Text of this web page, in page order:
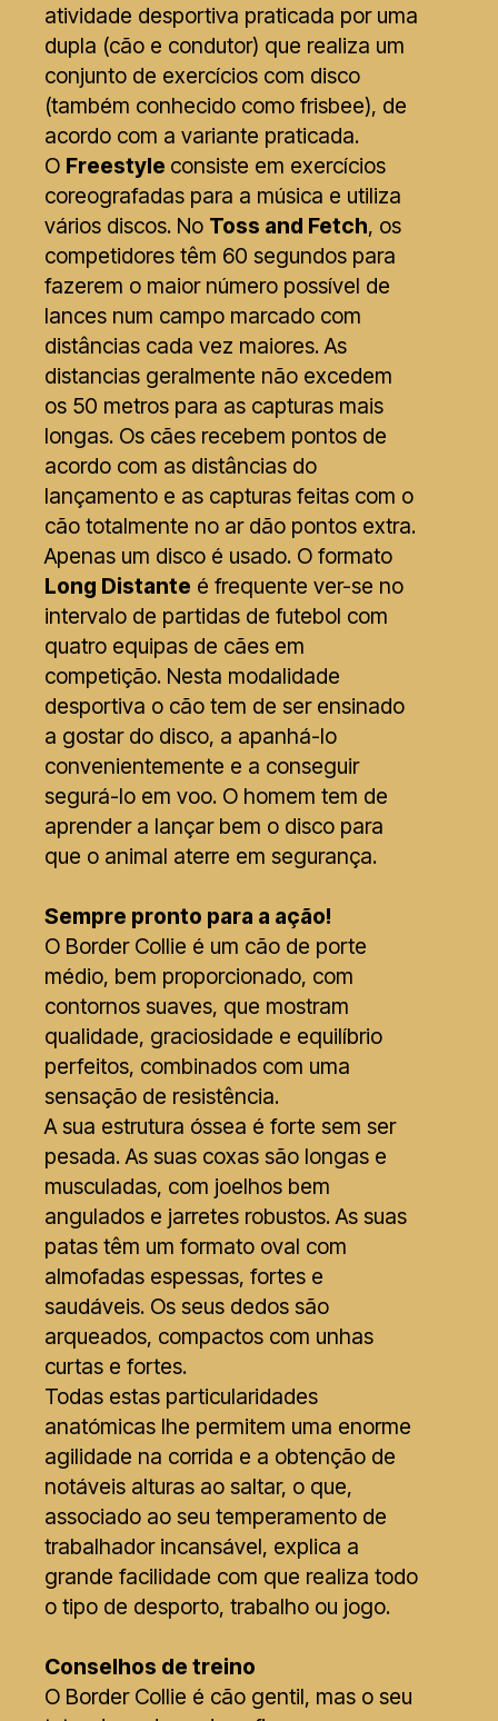
atividade desportiva praticada por uma
dupla (cão e condutor) que realiza um
conjunto de exercícios com disco
(também conhecido como frisbee), de
acordo com a variante praticada.
O Freestyle consiste em exercícios
coreografadas para a música e utiliza
vários discos. No Toss and Fetch, os
competidores têm 60 segundos para
fazerem o maior número possível de
lances num campo marcado com
distâncias cada vez maiores. As
distancias geralmente não excedem
os 50 metros para as capturas mais
longas. Os cães recebem pontos de
acordo com as distâncias do
lançamento e as capturas feitas com o
cão totalmente no ar dão pontos extra.
Apenas um disco é usado. O formato
Long Distante é frequente ver-se no
intervalo de partidas de futebol com
quatro equipas de cães em
competição. Nesta modalidade
desportiva o cão tem de ser ensinado
a gostar do disco, a apanhá-lo
convenientemente e a conseguir
segurá-lo em voo. O homem tem de
aprender a lançar bem o disco para
que o animal aterre em segurança.
Sempre pronto para a ação!
O Border Collie é um cão de porte
médio, bem proporcionado, com
contornos suaves, que mostram
qualidade, graciosidade e equilíbrio
perfeitos, combinados com uma
sensação de resistência.
A sua estrutura óssea é forte sem ser
pesada. As suas coxas são longas e
musculadas, com joelhos bem
angulados e jarretes robustos. As suas
patas têm um formato oval com
almofadas espessas, fortes e
saudáveis. Os seus dedos são
arqueados, compactos com unhas
curtas e fortes.
Todas estas particularidades
anatómicas lhe permitem uma enorme
agilidade na corrida e a obtenção de
notáveis alturas ao saltar, o que,
associado ao seu temperamento de
trabalhador incansável, explica a
grande facilidade com que realiza todo
o tipo de desporto, trabalho ou jogo.
Conselhos de treino
O Border Collie é cão gentil, mas o seu